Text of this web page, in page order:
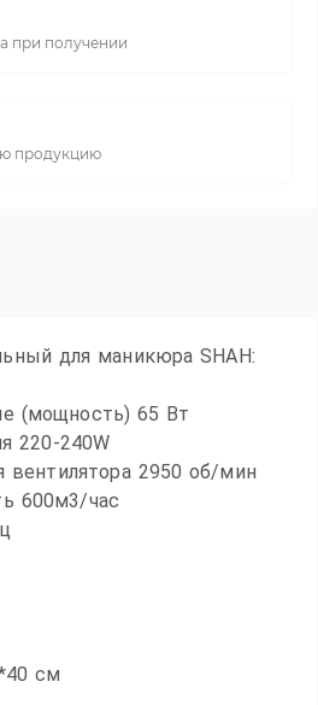
при получении
продукцию
для маникюра SHAH:
(мощность) 65 Вт
220-240W
вентилятора 2950 об/мин
600м3/час
см